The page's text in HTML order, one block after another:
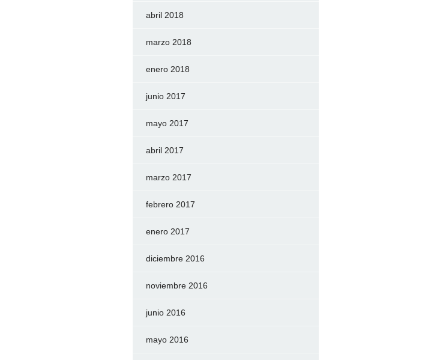
abril 2018
marzo 2018
enero 2018
junio 2017
mayo 2017
abril 2017
marzo 2017
febrero 2017
enero 2017
diciembre 2016
noviembre 2016
junio 2016
mayo 2016